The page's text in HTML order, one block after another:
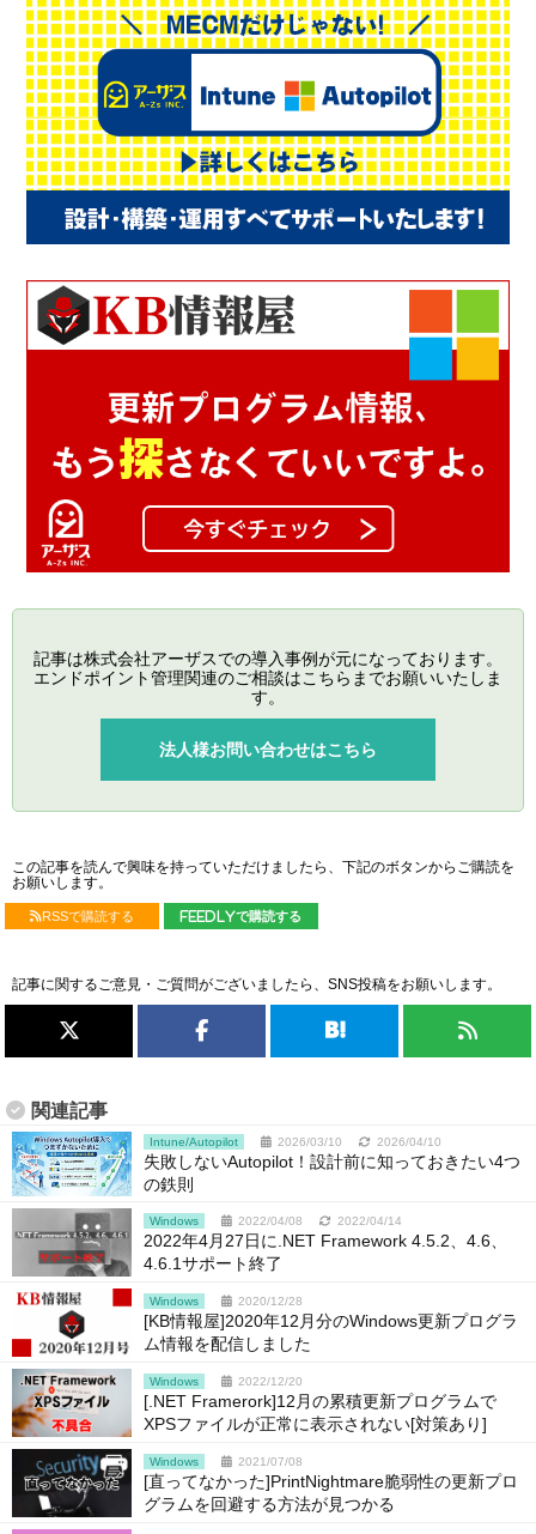
記事は株式会社アーザスでの導入事例が元になっております。
エンドポイント管理関連のご相談はこちらまでお願いいたしま
す。
法人様お問い合わせはこちら
この記事を読んで興味を持っていただけましたら、下記のボタンからご購読を
お願いします。
RSSで購読する feedlyで購読する
記事に関するご意見・ご質問がございましたら、SNS投稿をお願いします。
関連記事
Intune/Autopilot 2026/03/10 2026/04/10
失敗しないAutopilot！設計前に知っておきたい4つ
の鉄則
Windows 2022/04/08 2022/04/14
2022年4月27日に.NET Framework 4.5.2、4.6、
4.6.1サポート終了
Windows 2020/12/28
[KB情報屋]2020年12月分のWindows更新プログラ
ム情報を配信しました
Windows 2022/12/20
[.NET Framerork]12月の累積更新プログラムで
XPSファイルが正常に表示されない[対策あり]
Windows 2021/07/08
[直ってなかった]PrintNightmare脆弱性の更新プロ
グラムを回避する方法が見つかる